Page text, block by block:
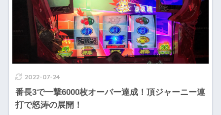
2022-07-24
番長3で一撃6000枚オーバー達成！頂ジャーニー連
打で怒涛の展開！